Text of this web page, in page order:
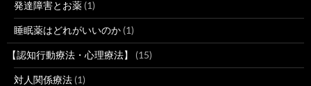
発達障害とお薬 (1)
睡眠薬はどれがいいのか (1)
【認知行動療法・心理療法】 (15)
対人関係療法 (1)